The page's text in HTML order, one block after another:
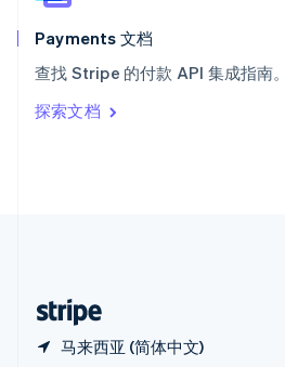
Payments 文档
查找 Stripe 的付款 API 集成指南。
探索文档
马来西亚 (简体中文)
匈牙利
English
ItalianoEnglish
印度
English